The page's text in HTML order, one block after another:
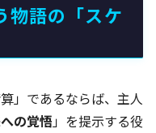
物語の「スケ
」であるならば、主人
の覚悟」を提示する役